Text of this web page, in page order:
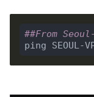
##From